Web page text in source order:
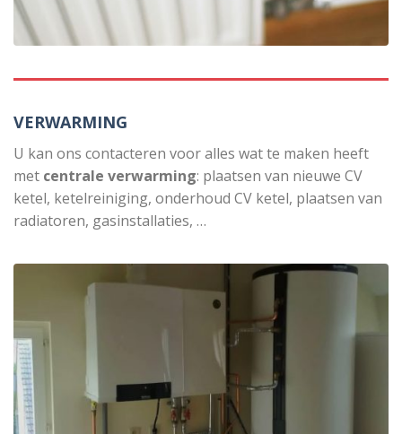
VERWARMING
U kan ons contacteren voor alles wat te maken heeft
met centrale verwarming: plaatsen van nieuwe CV
ketel, ketelreiniging, onderhoud CV ketel, plaatsen van
radiatoren, gasinstallaties, …